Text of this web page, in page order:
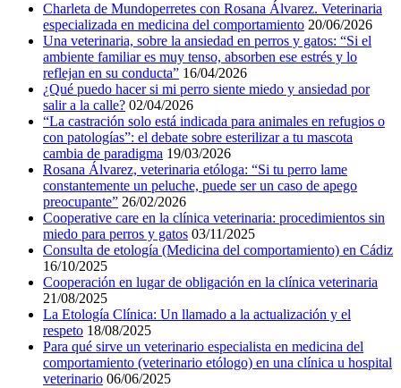
Charleta de Mundoperretes con Rosana Álvarez. Veterinaria
especializada en medicina del comportamiento 20/06/2026
Una veterinaria, sobre la ansiedad en perros y gatos: “Si el
ambiente familiar es muy tenso, absorben ese estrés y lo
reflejan en su conducta” 16/04/2026
¿Qué puedo hacer si mi perro siente miedo y ansiedad por
salir a la calle? 02/04/2026
“La castración solo está indicada para animales en refugios o
con patologías”: el debate sobre esterilizar a tu mascota
cambia de paradigma 19/03/2026
Rosana Álvarez, veterinaria etóloga: “Si tu perro lame
constantemente un peluche, puede ser un caso de apego
preocupante” 26/02/2026
Cooperative care en la clínica veterinaria: procedimientos sin
miedo para perros y gatos 03/11/2025
Consulta de etología (Medicina del comportamiento) en Cádiz
16/10/2025
Cooperación en lugar de obligación en la clínica veterinaria
21/08/2025
La Etología Clínica: Un llamado a la actualización y el
respeto 18/08/2025
Para qué sirve un veterinario especialista en medicina del
comportamiento (veterinario etólogo) en una clínica u hospital
veterinario 06/06/2025